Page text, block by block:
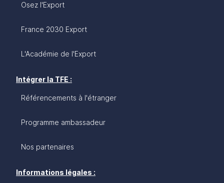
Osez l'Export
France 2030 Export
L'Académie de l'Export
Intégrer la TFE :
Référencements à l'étranger
Programme ambassadeur
Nos partenaires
Informations légales :